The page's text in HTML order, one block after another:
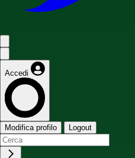
Accedi
Modifica profilo Logout